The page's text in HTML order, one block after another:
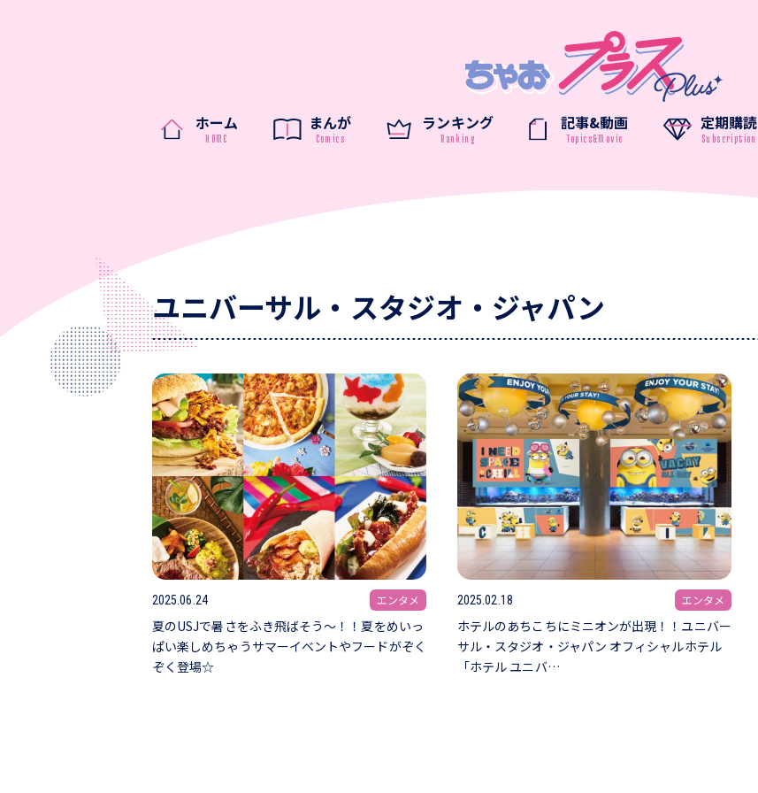
ホーム まんが ランキング 記事&動画 定期購読
ユニバーサル・スタジオ・ジャパン
2025.06.24 エンタメ
夏のUSJで暑さをふき飛ばそう～！！夏をめいっ
ぱい楽しめちゃうサマーイベントやフードがぞく
ぞく登場☆
2025.02.18 エンタメ
ホテルのあちこちにミニオンが出現！！ユニバー
サル・スタジオ・ジャパン オフィシャルホテル
「ホテル ユニバ…